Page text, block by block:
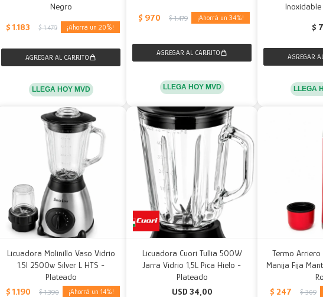
Negro
$ 1.183 $ 1.479 20
LLEGA HOY MVD
$ 970 $ 1.479 34
LLEGA HOY MVD
$
LLEGA
Licuadora Molinillo Vaso Vidrio
1.5l 2500w Silver L HTS -
Plateado
$ 1.190 $ 1.390 14
Licuadora Cuori Tullia 500W
Jarra Vidrio 1,5L Pica Hielo -
Plateado
USD 34,00
Termo Arriero
Manija Fija
$ 247 $ 309